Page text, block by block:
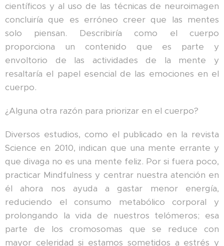
científicos y al uso de las técnicas de neuroimagen
concluiría que es erróneo creer que las mentes
solo piensan. Describiría como el cuerpo
proporciona un contenido que es parte y
envoltorio de las actividades de la mente y
resaltaría el papel esencial de las emociones en el
cuerpo.
¿Alguna otra razón para priorizar en el cuerpo?
Diversos estudios, como el publicado en la revista
Science en 2010, indican que una mente errante y
que divaga no es una mente feliz. Por si fuera poco,
practicar Mindfulness y centrar nuestra atención en
él ahora nos ayuda a gastar menor energía,
reduciendo el consumo metabólico corporal y
prolongando la vida de nuestros telómeros; esa
parte de los cromosomas que se reduce con
mayor celeridad si estamos sometidos a estrés y